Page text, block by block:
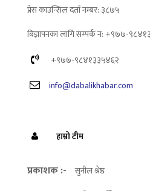
प्रेस काउन्सिल दर्ता नम्बर: ३८७५
बिज्ञापनका लागि सम्पर्क न: +९७७-
+९७७-९८४१३३५४६२
info@dabalikhabar.com
हाम्रो टीम
प्रकाशक :- सुनील श्रेष्ठ